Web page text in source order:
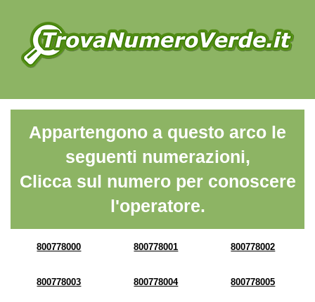
Appartengono a questo arco le
seguenti numerazioni,
Clicca sul numero per conoscere
l'operatore.
800778000 800778001 800778002
800778003 800778004 800778005